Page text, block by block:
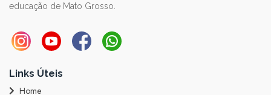
educação de Mato Grosso.
Links Úteis
Home